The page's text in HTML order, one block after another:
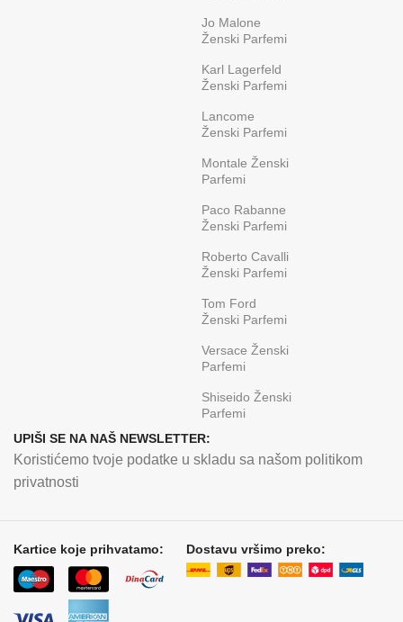
Jo Malone
Ženski Parfemi
Karl Lagerfeld
Ženski Parfemi
Lancome
Ženski Parfemi
Montale Ženski
Parfemi
Paco Rabanne
Ženski Parfemi
Roberto Cavalli
Ženski Parfemi
Tom Ford
Ženski Parfemi
Versace Ženski
Parfemi
Shiseido Ženski
Parfemi
UPIŠI SE NA NAŠ NEWSLETTER:
Koristićemo tvoje podatke u skladu sa našom politikom
privatnosti
Kartice koje prihvatamo: Dostavu vršimo preko: